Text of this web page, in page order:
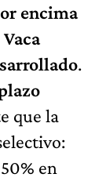
encima
Vaca
.
que la
en